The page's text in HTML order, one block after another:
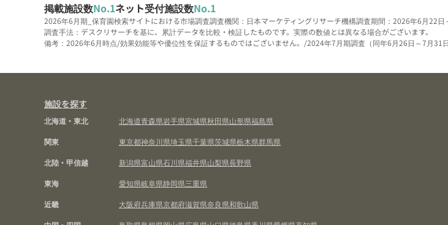
掲載施設数No.1ネット受付施設数No.1
2026年6月期_保育園検索サイトにおける市場調査調査機関：日本マーケティングリサーチ機構調査期間：2026年6月22日
調査手法：デスクリサーチを基に、累計データを比較・検証したものです。実際の数値とは異なる場合がございます。
備考：2026年6月時点/効果効能等や優位性を保証するものではございません。/2024年7月期調査（同年6月26日～7月
施設を探す
北海道・東北 北海道青森県岩手県宮城県秋田県山形県福島県
関東
東京都神奈川県埼玉県千葉県茨城県栃木県群馬県
北陸・甲信越
新潟県富山県石川県福井県山梨県長野県
東海
愛知県岐阜県静岡県三重県
近畿
大阪府兵庫県京都府滋賀県奈良県和歌山県